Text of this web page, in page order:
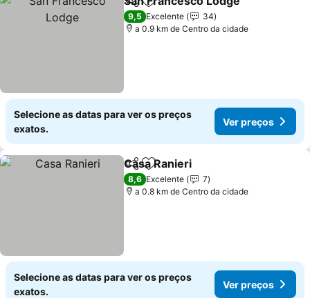
PartilharAdicionar aos favoritos
9,5 Excelente
34
a 0.9 km de Centro da cidade
Selecione as datas para ver os preços
exatos.
Ver preços
PartilharAdicionar aos favoritos
Casa Ranieri
8,6 Excelente
7
a 0.8 km de Centro da cidade
Selecione as datas para ver os preços
exatos.
Ver preços